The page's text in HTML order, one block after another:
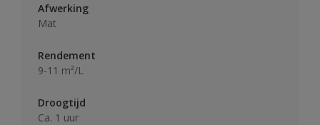
Afwerking
Mat
Rendement
9-11 m²/L
Droogtijd
Ca. 1 uur